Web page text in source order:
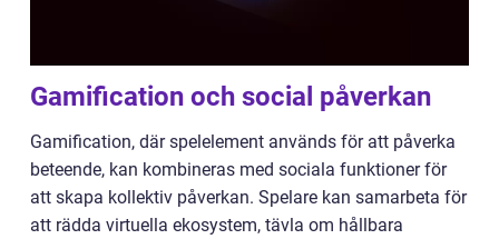
Gamification och social påverkan
Gamification, där spelelement används för att påverka
beteende, kan kombineras med sociala funktioner för
att skapa kollektiv påverkan. Spelare kan samarbeta för
att rädda virtuella ekosystem, tävla om hållbara